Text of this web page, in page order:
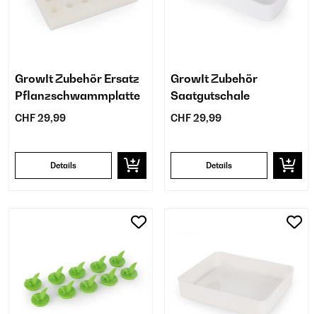
GrowIt Zubehör Ersatz
Pflanzschwammplatte
CHF 29,99
Details
GrowIt Zubehör
Saatgutschale
CHF 29,99
Details